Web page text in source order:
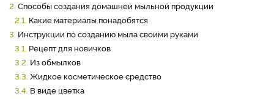
2. Способы создания домашней мыльной продукции
2.1. Какие материалы понадобятся
3. Инструкции по созданию мыла своими руками
3.1. Рецепт для новичков
3.2. Из обмылков
3.3. Жидкое косметическое средство
3.4. В виде цветка